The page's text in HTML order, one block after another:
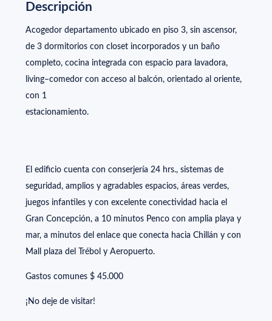
Descripción
Acogedor departamento ubicado en piso 3, sin ascensor,
de 3 dormitorios con closet incorporados y un baño
completo, cocina integrada con espacio para lavadora,
living–comedor con acceso al balcón, orientado al oriente,
con 1
estacionamiento.
El edificio cuenta con conserjería 24 hrs., sistemas de
seguridad, amplios y agradables espacios, áreas verdes,
juegos infantiles y con excelente conectividad hacia el
Gran Concepción, a 10 minutos Penco con amplia playa y
mar, a minutos del enlace que conecta hacia Chillán y con
Mall plaza del Trébol y Aeropuerto.
Gastos comunes $ 45.000
¡No deje de visitar!